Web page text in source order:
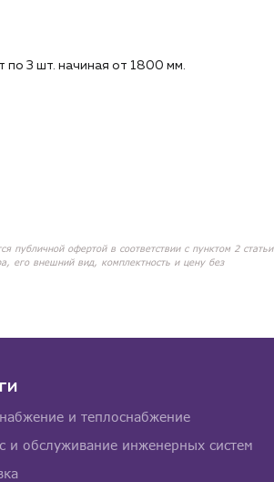
по 3 шт. начиная от 1800 мм.
публичной офертой в соответствии с пунктом 2 статьи
его внешний вид, комплектность и цену без
и теплоснабжение
и обслуживание инженерных систем